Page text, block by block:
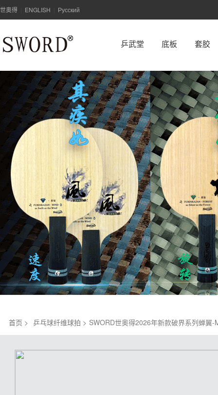
世奥得 ENGLISH Русский
乒武堂 底板 套胶
首页 > 乒乓球纤维球拍 > SWORD世奥得2026年新款破界系列蝉翼